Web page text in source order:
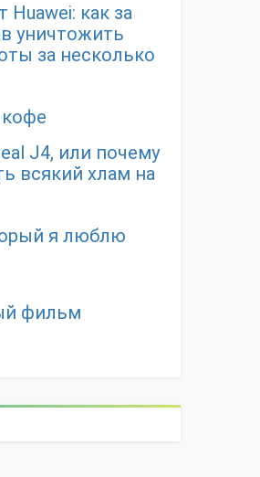
Huawei: как за
уничтожить
за несколько
J4, или почему
всякий хлам на
я люблю
фильм